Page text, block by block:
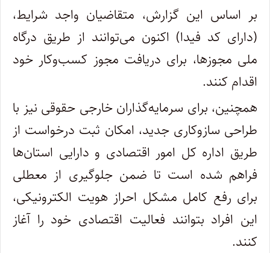
️بر اساس این گزارش، متقاضیان واجد شرایط،
(دارای کد فیدا) اکنون می‌توانند از طریق درگاه
ملی مجوزها، برای دریافت مجوز کسب‌وکار خود
اقدام کنند.
همچنین، برای سرمایه‌گذاران خارجی حقوقی نیز با
طراحی سازوکاری جدید، امکان ثبت درخواست از
طریق اداره کل امور اقتصادی و دارایی استان‌ها
فراهم شده است تا ضمن جلوگیری از معطلی
برای رفع کامل مشکل احراز هویت الکترونیکی،
این افراد بتوانند فعالیت اقتصادی خود را آغاز
کنند.